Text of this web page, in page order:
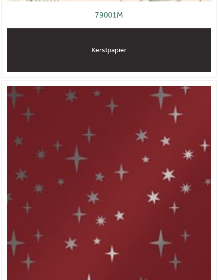
79001M
Kerstpapier